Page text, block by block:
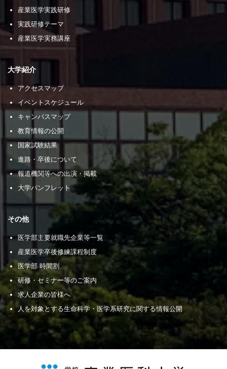
産業医学実践研修
実践研修テーマ
産業医学実務講座
大学紹介
アクセスマップ
イベントスケジュール
キャンパスマップ
教育情報の公開
国家試験結果
進路・卒後について
報道機関等への出演・掲載
大学パンフレット
その他
医学部主要就職先企業等一覧
産業医学卒後修練課程制度
医学部 時間割
研修・セミナー等のご案内
求人企業の皆様へ
人を対象とする生命科学・医学系研究に関する情報公開